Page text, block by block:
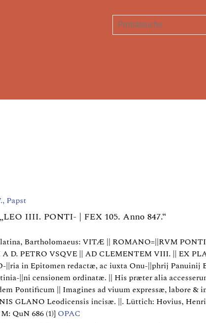
Papst
IIII. PONTI- | FEX 105. Anno 847.“
Bartholomaeus: VITÆ || ROMANO=||RVM
A D. PETRO VSQVE || AD CLEMENTEM VIII. || EX
||ria in Epitomen redactæ, ac iuxta Onu-||phrij Panuinij
||ni censionem ordinatæ. || His præter alia
Pontificum || Imagines ad viuum expressæ, labore &
GLANO Leodicensis incisæ. ||. Lüttich: Hovius,
QuN 686 (1)] OPAC